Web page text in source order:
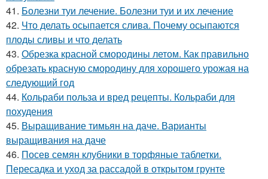
41. Болезни туи лечение. Болезни туи и их лечение
42. Что делать осыпается слива. Почему осыпаются
плоды сливы и что делать
43. Обрезка красной смородины летом. Как правильно
обрезать красную смородину для хорошего урожая на
следующий год
44. Кольраби польза и вред рецепты. Кольраби для
похудения
45. Выращивание тимьян на даче. Варианты
выращивания на даче
46. Посев семян клубники в торфяные таблетки.
Пересадка и уход за рассадой в открытом грунте